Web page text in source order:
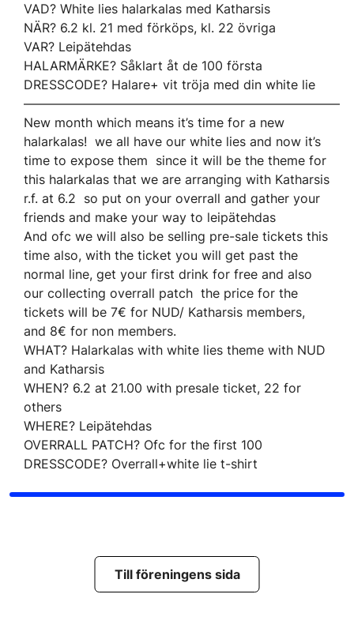
VAD? White lies halarkalas med Katharsis
NÄR? 6.2 kl. 21 med förköps, kl. 22 övriga
VAR? Leipätehdas
HALARMÄRKE? Såklart åt de 100 första
DRESSCODE? Halare+ vit tröja med din white lie
—————————————————————————
New month which means it’s time for a new
halarkalas! we all have our white lies and now it’s
time to expose them since it will be the theme for
this halarkalas that we are arranging with Katharsis
r.f. at 6.2 so put on your overrall and gather your
friends and make your way to leipätehdas
And ofc we will also be selling pre-sale tickets this
time also, with the ticket you will get past the
normal line, get your first drink for free and also
our collecting overrall patch the price for the
tickets will be 7€ for NUD/ Katharsis members,
and 8€ for non members.
WHAT? Halarkalas with white lies theme with NUD
and Katharsis
WHEN? 6.2 at 21.00 with presale ticket, 22 for
others
WHERE? Leipätehdas
OVERRALL PATCH? Ofc for the first 100
DRESSCODE? Overrall+white lie t-shirt
Till föreningens sida